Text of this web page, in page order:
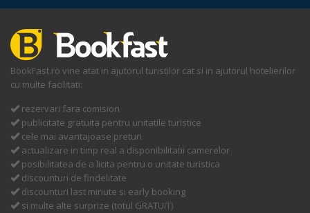
BookFast.ro vine atat in ajutorul turistilor cat si in ajutorul hotelierilor
cu multe facilitati:
rezervari fara comision
publicitate gratuita pentru unitatile turistice
cele mai avantajoase preturi
actualizare in timp real a disponibilitatii camerelor
posibilitatea de a licita pentru o unitate turistica
discounturi de findelitate
discounturi last minute si early booking
si multe alte surprize (totul GRATUIT)